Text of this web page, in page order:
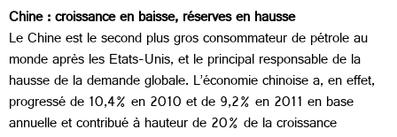
Chine : croissance en baisse, réserves en hausse
Le Chine est le second plus gros consommateur de pétrole au
monde après les Etats-Unis, et le principal responsable de la
hausse de la demande globale. L’économie chinoise a, en effet,
progressé de 10,4% en 2010 et de 9,2% en 2011 en base
annuelle et contribué à hauteur de 20% de la croissance